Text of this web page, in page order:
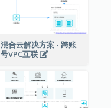
混合云解决方案 - 跨账
号VPC互联